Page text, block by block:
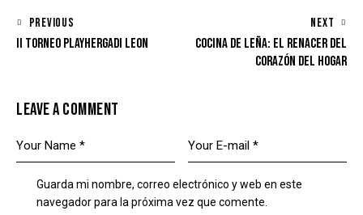
NAVEGACIÓN
DE
PREVIOUS
II TORNEO PLAYHERGADI LEON
NEXT
COCINA DE LEÑA: EL RENACER DEL
CORAZÓN DEL HOGAR
LEAVE A COMMENT
Guarda mi nombre, correo electrónico y web en este
navegador para la próxima vez que comente.